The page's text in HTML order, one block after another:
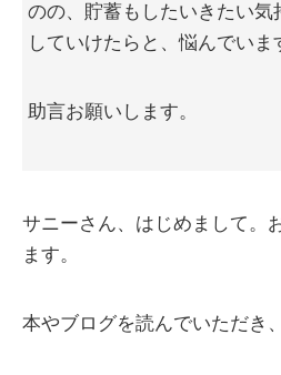
のの、貯蓄もしたいきたい気
していけたらと、悩んでいま
助言お願いします。
サニーさん、はじめまして。
ます。
本やブログを読んでいただき